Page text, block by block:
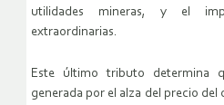
utilidades mineras, y el
extraordinarias.
Este último tributo determina
generada por el alza del precio del